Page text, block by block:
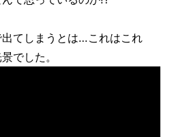
てしまうとは…これはこれ
でした。